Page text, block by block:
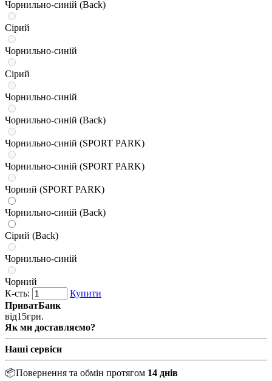
Чорнильно-синій (Back)
Сірий
Чорнильно-синій
Сірий
Чорнильно-синій
Чорнильно-синій (Back)
Чорнильно-синій (SPORT PARK)
Чорнильно-синій (SPORT PARK)
Чорний (SPORT PARK)
Чорнильно-синій (Back)
Сірий (Back)
Чорнильно-синій
Чорний
К-сть:
Купити
ПриватБанк
від15грн.
Як ми доставляємо?
Наші сервіси
📦Повернення та обмін протягом 14 днів